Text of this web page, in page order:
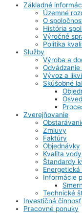
Základné
Územné
O
História
Výročné
Politika
Služby
Výroba a
Vývoz a
Skúšobné
Zverejňovanie
Zmluvy
Faktúry
Objednávky
Kvalita vody
Štandardy
Informácie
Technické
Investičná činnosť
Pracovné ponuky